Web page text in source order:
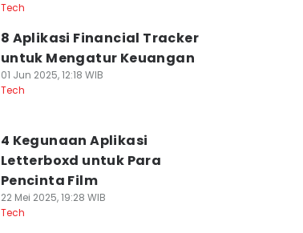
Tech
8 Aplikasi Financial Tracker
untuk Mengatur Keuangan
01 Jun 2025, 12:18 WIB
Tech
4 Kegunaan Aplikasi
Letterboxd untuk Para
Pencinta Film
22 Mei 2025, 19:28 WIB
Tech